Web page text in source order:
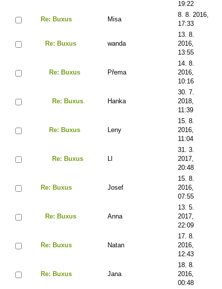
19:22
Re: Buxus Misa
8. 8. 2016,
17:33
Re: Buxus wanda
13. 8.
2016,
13:55
Re: Buxus Přema
14. 8.
2016,
10:16
Re: Buxus Hanka
30. 7.
2018,
11:39
Re: Buxus Leny
15. 8.
2016,
11:04
Re: Buxus
31. 3.
2017,
20:48
Re: Buxus Josef
15. 8.
2016,
07:55
Re: Buxus Anna
13. 5.
2017,
22:09
Re: Buxus Natan
17. 8.
2016,
12:43
Re: Buxus Jana
18. 8.
2016,
00:48